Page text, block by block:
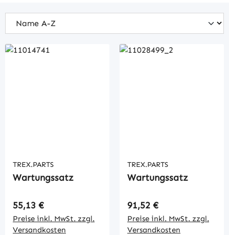
TREX.PARTS
Wartungssatz
Regulärer Preis:
55,13 €
Preise inkl. MwSt. zzgl.
Versandkosten
TREX.PARTS
Wartungssatz
Regulärer Preis:
91,52 €
Preise inkl. MwSt. zzgl.
Versandkosten